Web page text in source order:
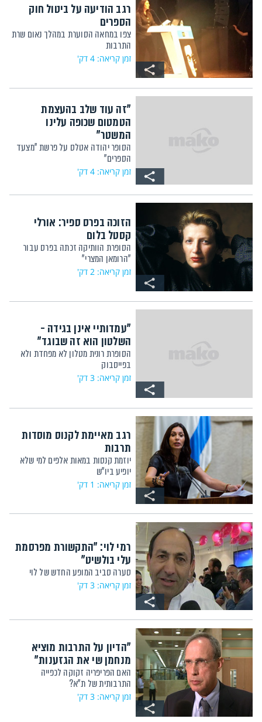
רגב הודיעה על ביטול חוק
הספרים
צפו במחאה הסוערת במהלך נאום שרת
התרבות
זמן קריאה: 4 דק'
"זה עוד שלב בהעצמת
הטמטום שכופה עלינו
המשטר"
הסופר יהודה אטלס על פרשת "מצעד
הספרים"
זמן קריאה: 4 דק'
הזוכה בפרס ספיר: אורלי
קסטל בלום
הסופרת הוותיקה זכתה בפרס עבור
"הרומאן המצרי"
זמן קריאה: 2 דק'
"עמדותיי אינן בגידה -
השלטון הוא זה שבוגד"
הסופרת רונית מטלון לא מפחדת ולא
בפייסבוק
זמן קריאה: 3 דק'
רגב מאיימת לקנוס מוסדות
תרבות
יוזמת קנסות במאות אלפים למי שלא
יופיע ביו"ש
זמן קריאה: 1 דק'
רמי לוי: "התקשורת מפרסמת
עלי בולשיט"
סערה סביב המופע החדש של לוי
זמן קריאה: 3 דק'
"הדיון על התרבות מוציא
מנחמן שי את הגזענות"
האם הפריפריה זקוקה לכפייה
התרבותית של ת"א?
זמן קריאה: 3 דק'